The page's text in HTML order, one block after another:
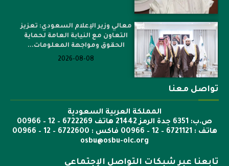
معالي وزير الإعلام السعودي: تعزيز
التعاون مع النيابة العامة لحماية
الحقوق ومواجهة المعلومات...
2026-08-08
تواصل معنا
المملكة العربية السعودية
ص.ب: 6351 جدة الرمز 21442 هاتف 6722269 – 12 – 00966
هاتف : 6721121 – 12 – 00966 فاكس : 6722600 – 12 – 00966
osbu@osbu-oic.org
تابعنا عبر شبكات التواصل الإجتماعي